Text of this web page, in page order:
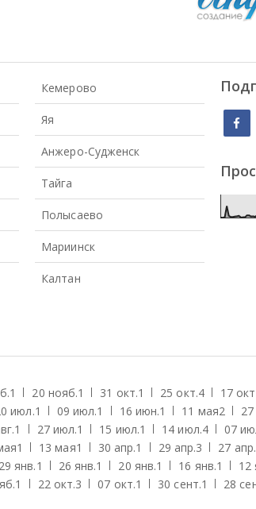
Кемерово
Яя
Анжеро-Судженск
Тайга
Полысаево
Мариинск
Калтан
1 20 нояб.1 31 окт.1 25 окт.4 17
июл.1 09 июл.1 16 июн.1 11 мая2
1 27 июл.1 15 июл.1 14 июл.4 07
1 13 мая1 30 апр.1 29 апр.3 27 апр.
29 янв.1 26 янв.1 20 янв.1 16 янв.1 12
1 22 окт.3 07 окт.1 30 сент.1 28